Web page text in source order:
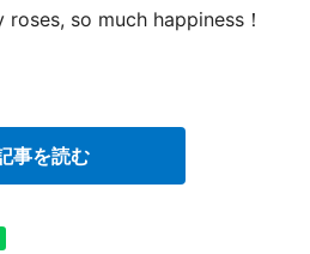
roses, so much happiness！
事を読む